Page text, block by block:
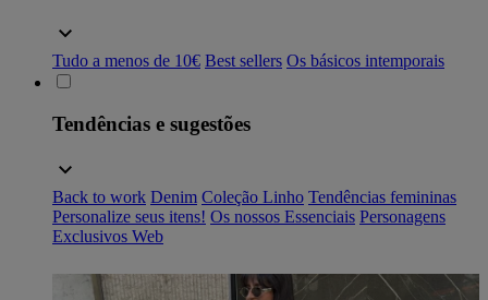
Tudo a menos de 10€ Best sellers Os básicos intemporais
Tendências e sugestões
Back to work Denim Coleção Linho Tendências femininas
Personalize seus itens! Os nossos Essenciais Personagens
Exclusivos Web